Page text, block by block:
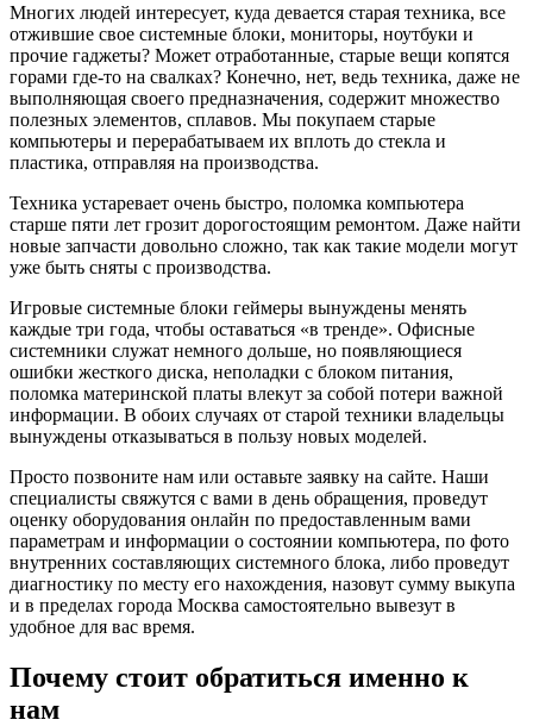
Многих людей интересует, куда девается старая техника, все
отжившие свое системные блоки, мониторы, ноутбуки и
прочие гаджеты? Может отработанные, старые вещи копятся
горами где-то на свалках? Конечно, нет, ведь техника, даже не
выполняющая своего предназначения, содержит множество
полезных элементов, сплавов. Мы покупаем старые
компьютеры и перерабатываем их вплоть до стекла и
пластика, отправляя на производства.
Техника устаревает очень быстро, поломка компьютера
старше пяти лет грозит дорогостоящим ремонтом. Даже найти
новые запчасти довольно сложно, так как такие модели могут
уже быть сняты с производства.
Игровые системные блоки геймеры вынуждены менять
каждые три года, чтобы оставаться «в тренде». Офисные
системники служат немного дольше, но появляющиеся
ошибки жесткого диска, неполадки с блоком питания,
поломка материнской платы влекут за собой потери важной
информации. В обоих случаях от старой техники владельцы
вынуждены отказываться в пользу новых моделей.
Просто позвоните нам или оставьте заявку на сайте. Наши
специалисты свяжутся с вами в день обращения, проведут
оценку оборудования онлайн по предоставленным вами
параметрам и информации о состоянии компьютера, по фото
внутренних составляющих системного блока, либо проведут
диагностику по месту его нахождения, назовут сумму выкупа
и в пределах города Москва самостоятельно вывезут в
удобное для вас время.
Почему стоит обратиться именно к
нам